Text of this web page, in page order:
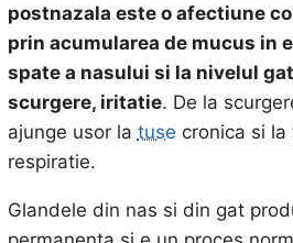
postnazala este o afectiune
prin acumularea de mucus in
spate a nasului si la nivelul
scurgere, iritatie. De la
ajunge usor la tuse cronica si
respiratie.
Glandele din nas si din gat